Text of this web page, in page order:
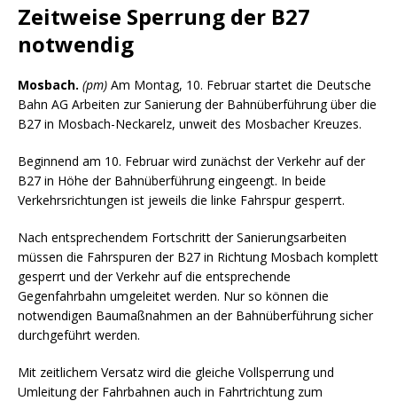
Zeitweise Sperrung der B27
notwendig
Mosbach. (pm) Am Montag, 10. Februar startet die Deutsche
Bahn AG Arbeiten zur Sanierung der Bahnüberführung über die
B27 in Mosbach-Neckarelz, unweit des Mosbacher Kreuzes.
Beginnend am 10. Februar wird zunächst der Verkehr auf der
B27 in Höhe der Bahnüberführung eingeengt. In beide
Verkehrsrichtungen ist jeweils die linke Fahrspur gesperrt.
Nach entsprechendem Fortschritt der Sanierungsarbeiten
müssen die Fahrspuren der B27 in Richtung Mosbach komplett
gesperrt und der Verkehr auf die entsprechende
Gegenfahrbahn umgeleitet werden. Nur so können die
notwendigen Baumaßnahmen an der Bahnüberführung sicher
durchgeführt werden.
Mit zeitlichem Versatz wird die gleiche Vollsperrung und
Umleitung der Fahrbahnen auch in Fahrtrichtung zum